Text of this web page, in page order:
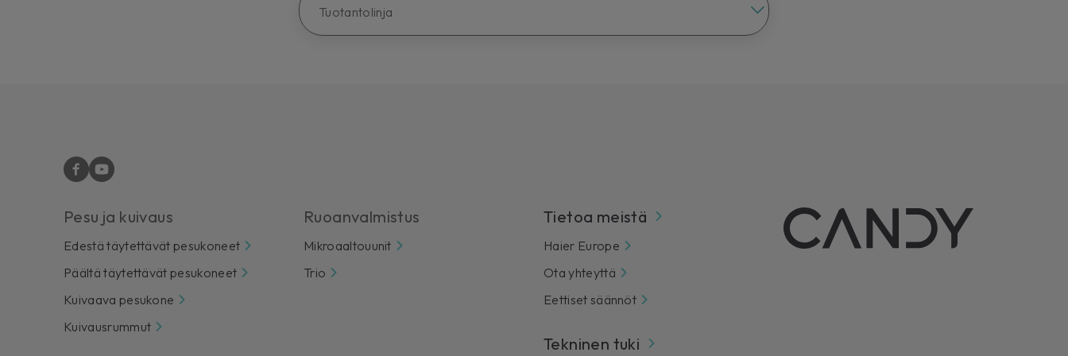
Tuotantolinja
Pesu ja kuivaus
Edestä täytettävät pesukoneet
Päältä täytettävät pesukoneet
Kuivaava pesukone
Kuivausrummut
Ruoanvalmistus
Mikroaaltouunit
Trio
Tietoa meistä
Haier Europe
Ota yhteyttä
Eettiset säännöt
Tekninen tuki